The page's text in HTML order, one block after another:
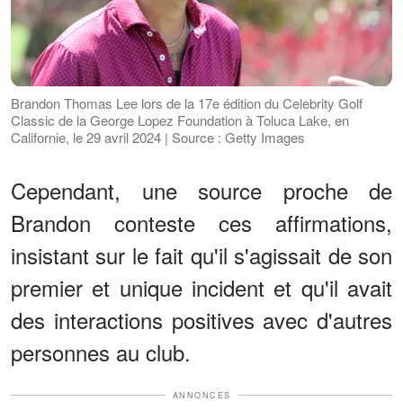
Brandon Thomas Lee lors de la 17e édition du Celebrity Golf
Classic de la George Lopez Foundation à Toluca Lake, en
Californie, le 29 avril 2024 | Source : Getty Images
Cependant, une source proche de
Brandon conteste ces affirmations,
insistant sur le fait qu'il s'agissait de son
premier et unique incident et qu'il avait
des interactions positives avec d'autres
personnes au club.
ANNONCES